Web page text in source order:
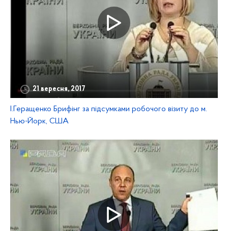
21 вересня, 2017
І.Геращенко Брифінг за підсумками робочого візиту до м.
Нью-Йорк, США